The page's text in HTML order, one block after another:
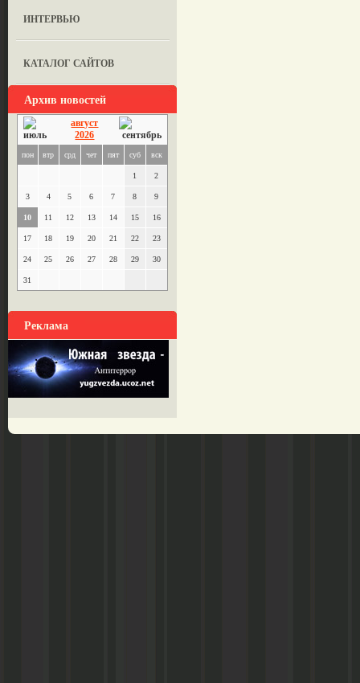
ИНТЕРВЬЮ
КАТАЛОГ САЙТОВ
Архив новостей
август
2026
пон втр срд чет пят суб вск
1 2
3 4 5 6 7 8 9
10 11 12 13 14 15 16
17 18 19 20 21 22 23
24 25 26 27 28 29 30
31
Реклама